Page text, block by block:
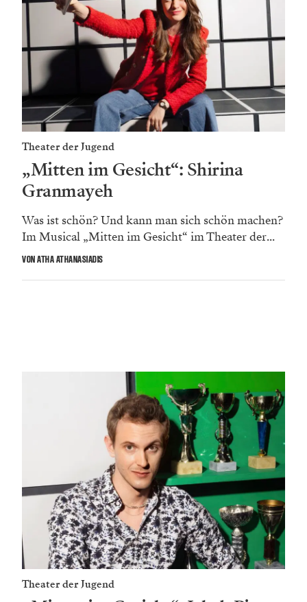
Theater der Jugend
„Mitten im Gesicht“: Shirina
Granmayeh
Was ist schön? Und kann man sich schön machen?
Im Musical „Mitten im Gesicht“ im Theater der...
VON ATHA ATHANASIADIS
Theater der Jugend